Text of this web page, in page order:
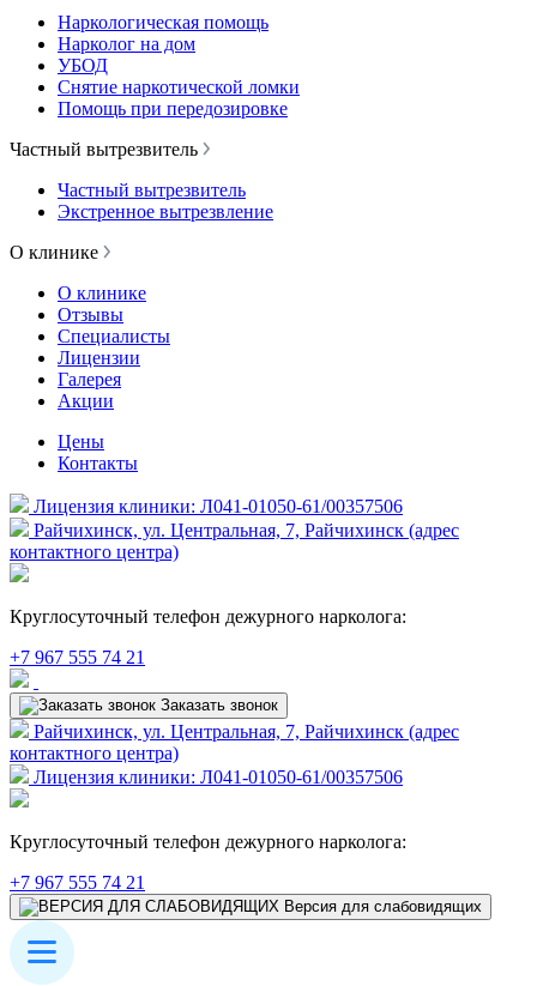
Наркологическая помощь
Нарколог на дом
УБОД
Снятие наркотической ломки
Помощь при передозировке
Частный вытрезвитель
Частный вытрезвитель
Экстренное вытрезвление
О клинике
О клинике
Отзывы
Специалисты
Лицензии
Галерея
Акции
Цены
Контакты
Лицензия клиники: Л041-01050-61/00357506
Райчихинск, ул. Центральная, 7, Райчихинск (адрес
контактного центра)
Круглосуточный телефон дежурного нарколога:
+7 967 555 74 21
Заказать звонок
Райчихинск, ул. Центральная, 7, Райчихинск (адрес
контактного центра)
Лицензия клиники: Л041-01050-61/00357506
Круглосуточный телефон дежурного нарколога:
+7 967 555 74 21
Версия для слабовидящих